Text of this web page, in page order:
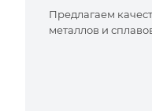
Предлагаем
металлов и